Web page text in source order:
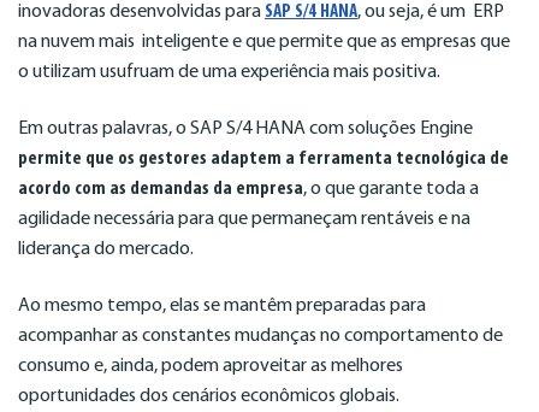
inovadoras desenvolvidas para SAP S/4 HANA, ou seja, é um ERP
na nuvem mais inteligente e que permite que as empresas que
o utilizam usufruam de uma experiência mais positiva.
Em outras palavras, o SAP S/4 HANA com soluções Engine
permite que os gestores adaptem a ferramenta tecnológica de
acordo com as demandas da empresa, o que garante toda a
agilidade necessária para que permaneçam rentáveis e na
liderança do mercado.
Ao mesmo tempo, elas se mantêm preparadas para
acompanhar as constantes mudanças no comportamento de
consumo e, ainda, podem aproveitar as melhores
oportunidades dos cenários econômicos globais.